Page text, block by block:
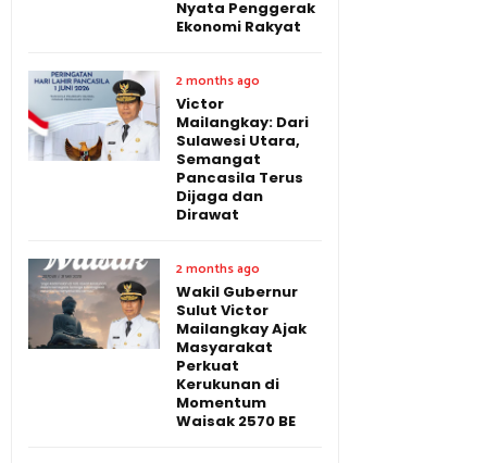
Nyata Penggerak
Ekonomi Rakyat
2 months ago
Victor
Mailangkay: Dari
Sulawesi Utara,
Semangat
Pancasila Terus
Dijaga dan
Dirawat
2 months ago
Wakil Gubernur
Sulut Victor
Mailangkay Ajak
Masyarakat
Perkuat
Kerukunan di
Momentum
Waisak 2570 BE